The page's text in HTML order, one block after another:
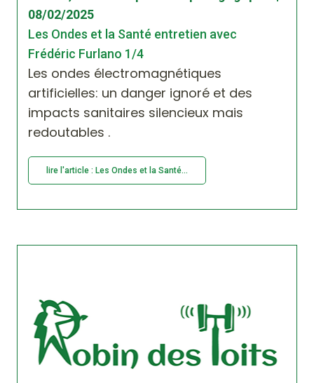
08/02/2025
Les Ondes et la Santé entretien avec
Frédéric Furlano 1/4
Les ondes électromagnétiques
artificielles: un danger ignoré et des
impacts sanitaires silencieux mais
redoutables .
lire l'article : Les Ondes et la Santé...